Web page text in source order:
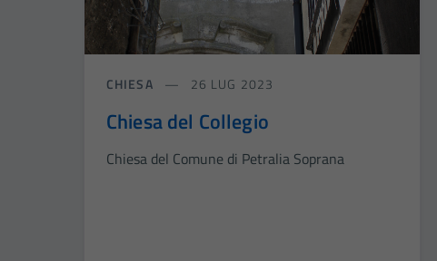
CHIESA 26 LUG 2023
Chiesa del Collegio
Chiesa del Comune di Petralia Soprana